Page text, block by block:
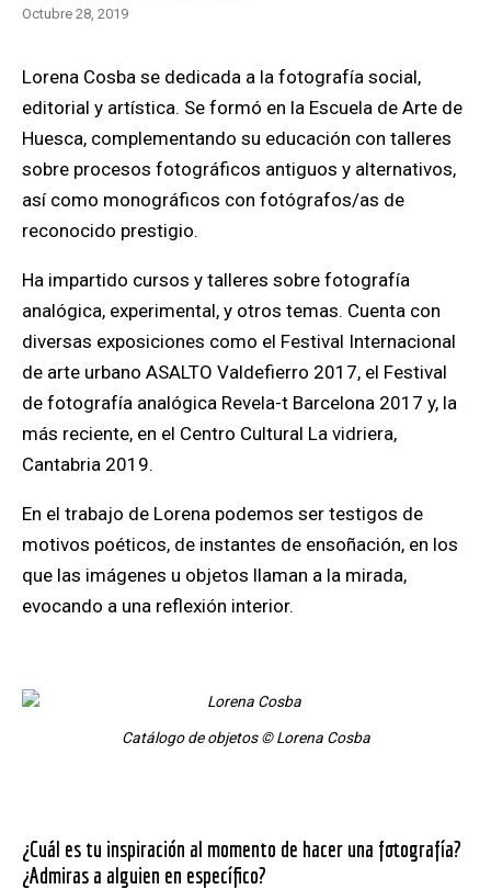
octubre 28, 2019
Lorena Cosba se dedicada a la fotografía social,
editorial y artística. Se formó en la Escuela de Arte de
Huesca, complementando su educación con talleres
sobre procesos fotográficos antiguos y alternativos,
así como monográficos con fotógrafos/as de
reconocido prestigio.
Ha impartido cursos y talleres sobre fotografía
analógica, experimental, y otros temas. Cuenta con
diversas exposiciones como el Festival Internacional
de arte urbano ASALTO Valdefierro 2017, el Festival
de fotografía analógica Revela-t Barcelona 2017 y, la
más reciente, en el Centro Cultural La vidriera,
Cantabria 2019.
En el trabajo de Lorena podemos ser testigos de
motivos poéticos, de instantes de ensoñación, en los
que las imágenes u objetos llaman a la mirada,
evocando a una reflexión interior.
Catálogo de objetos © Lorena Cosba
¿Cuál es tu inspiración al momento de hacer una fotografía?
¿Admiras a alguien en específico?